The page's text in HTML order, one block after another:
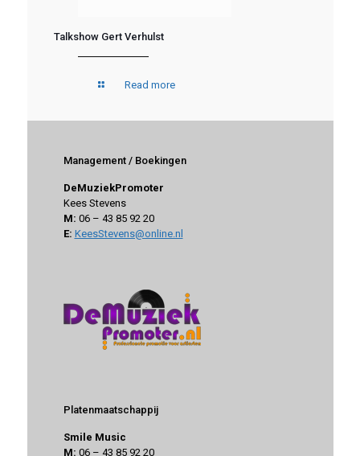
Talkshow Gert Verhulst
Read more
Management / Boekingen
DeMuziekPromoter
Kees Stevens
M: 06 – 43 85 92 20
E: KeesStevens@online.nl
Platenmaatschappij
Smile Music
M: 06 – 43 85 92 20